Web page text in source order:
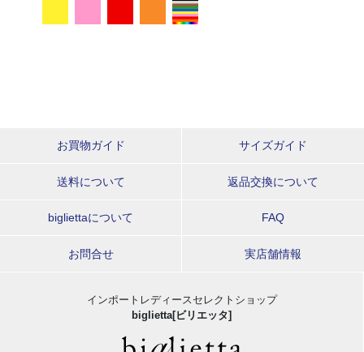
お買物ガイド サイズガイド
送料について 返品交換について
bigliettaについて FAQ
お問合せ 実店舗情報
インポートレディースセレクトショップ
biglietta[ビリエッタ]